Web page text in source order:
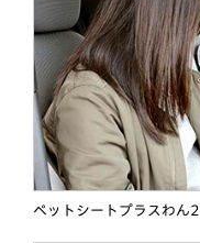
ペットシートプラスわん2